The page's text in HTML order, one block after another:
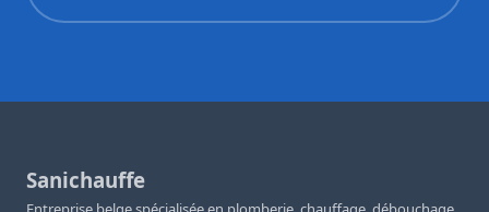
Sanichauffe